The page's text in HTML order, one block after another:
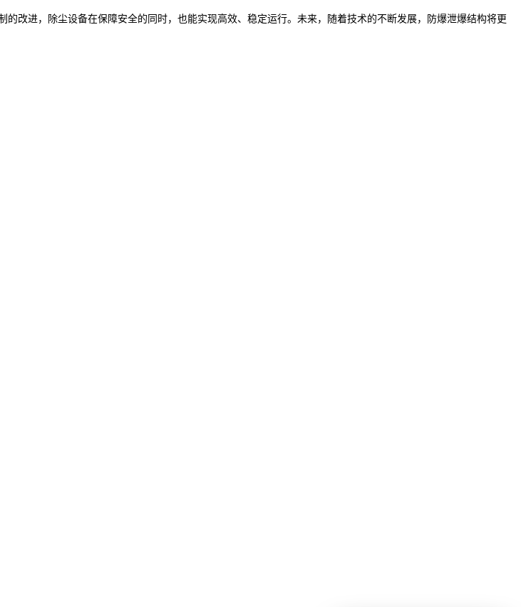
改进，除尘设备在保障安全的同时，也能实现高效、稳定运行。未来，随着技术的不断发展，防爆泄爆结构将更